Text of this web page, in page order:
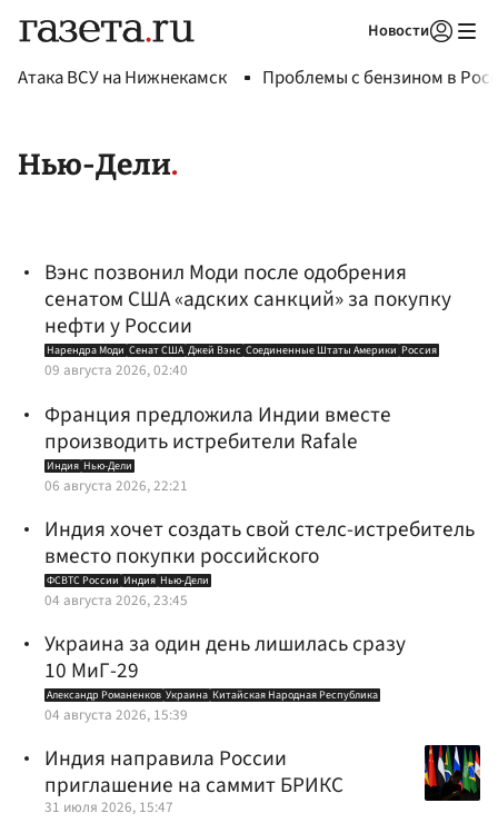
Новости
Атака ВСУ на Нижнекамск Проблемы с бензином в
Нью-Дели
Вэнс позвонил Моди после одобрения
сенатом США «адских санкций» за покупку
нефти у России
Нарендра Моди Сенат США Джей Вэнс Соединенные Штаты Америки Россия
09 августа 2026, 02:40
Франция предложила Индии вместе
производить истребители Rafale
Индия Нью-Дели
06 августа 2026, 22:21
Индия хочет создать свой стелс-истребитель
вместо покупки российского
ФСВТС России Индия Нью-Дели
04 августа 2026, 23:45
Украина за один день лишилась сразу
10 МиГ-29
Александр Романенков Украина Китайская Народная Республика
04 августа 2026, 15:39
Индия направила России
приглашение на саммит БРИКС
31 июля 2026, 15:47